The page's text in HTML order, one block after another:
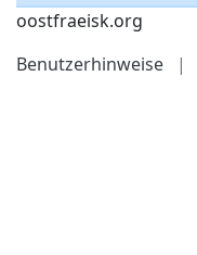
oostfraeisk.org
Benutzerhinweise
|